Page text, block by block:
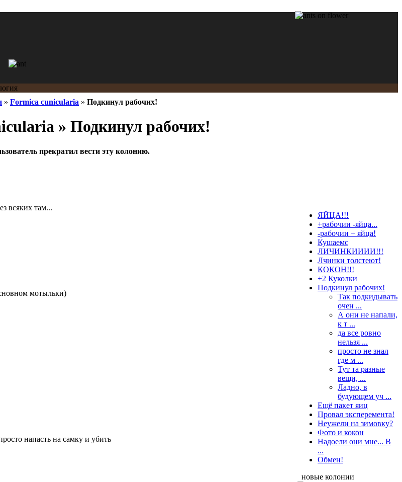
» Formica cunicularia » Подкинул рабочих!
» Подкинул рабочих!
прекратил вести эту колонию.
всяких там...
мотыльки)
напасть на самку и убить
ЯЙЦА!!!
+рабочии -яйца...
-рабочии + яйца!
Кушаемс
ЛИЧИНКИИИИ!!!
Лчинки толстеют!
КОКОН!!!
+2 Куколки
Подкинул рабочих!
Так подкидывать
очен ...
А они не напали,
к т ...
да все ровно
нельзя ...
просто не знал
где м ...
Тут та разные
вещи, ...
Ладно, в
будующем уч ...
Ещё пакет яиц
Провал эксперемента!
Неужели на зимовку?
Фото и кокон
Надоели они мне... В
...
Обмен!
новые колонии